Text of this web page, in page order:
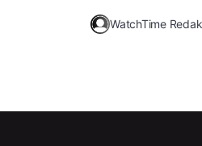
WatchTime